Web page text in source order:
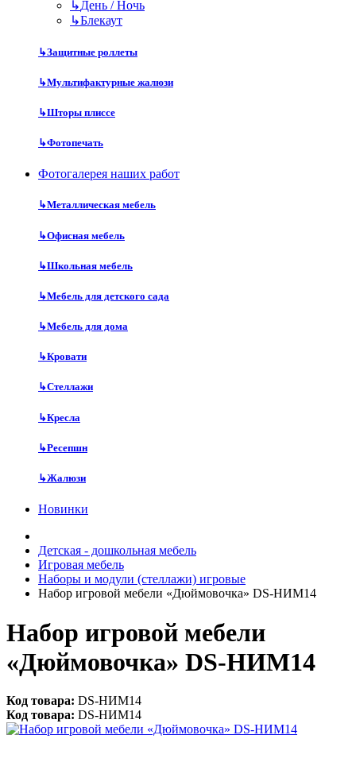
↳День / Ночь
↳Блекаут
↳Защитные роллеты
↳Мультифактурные жалюзи
↳Шторы плиссе
↳Фотопечать
Фотогалерея наших работ
↳Металлическая мебель
↳Офисная мебель
↳Школьная мебель
↳Мебель для детского сада
↳Мебель для дома
↳Кровати
↳Стеллажи
↳Кресла
↳Ресепшн
↳Жалюзи
Новинки
Детская - дошкольная мебель
Игровая мебель
Наборы и модули (стеллажи) игровые
Набор игровой мебели «Дюймовочка» DS-НИМ14
Набор игровой мебели
«Дюймовочка» DS-НИМ14
Код товара: DS-НИМ14
Код товара: DS-НИМ14